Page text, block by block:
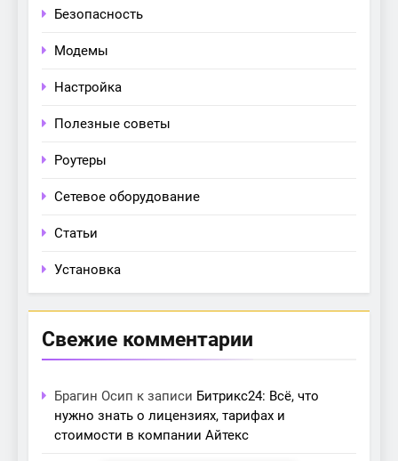
Безопасность
Модемы
Настройка
Полезные советы
Роутеры
Сетевое оборудование
Статьи
Установка
Свежие комментарии
Брагин Осип к записи Битрикс24: Всё, что
нужно знать о лицензиях, тарифах и
стоимости в компании Айтекс